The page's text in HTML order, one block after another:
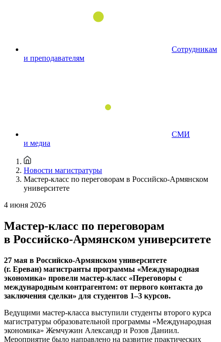
Сотрудникам
и преподавателям
СМИ
и медиа
Новости магистратуры
Мастер-класс по переговорам в Российско-Армянском
университете
4 июня 2026
Мастер-класс по переговорам
в Российско-Армянском университете
27 мая в Российско-Армянском университете
(г. Ереван) магистранты программы «Международная
экономика» провели мастер-класс «Переговоры с
международным контрагентом: от первого контакта до
заключения сделки» для студентов 1–3 курсов.
Ведущими мастер-класса выступили студенты второго курса
магистратуры образовательной программы «Международная
экономика» Жемчужин Александр и Розов Даниил.
Мероприятие было направлено на развитие практических